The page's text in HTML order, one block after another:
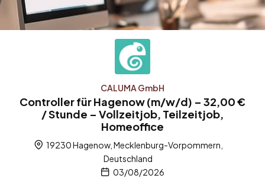
CALUMA GmbH
Controller für Hagenow (m/w/d) – 32,00 €
/ Stunde – Vollzeitjob, Teilzeitjob,
Homeoffice
19230 Hagenow, Mecklenburg-Vorpommern,
Deutschland
03/08/2026